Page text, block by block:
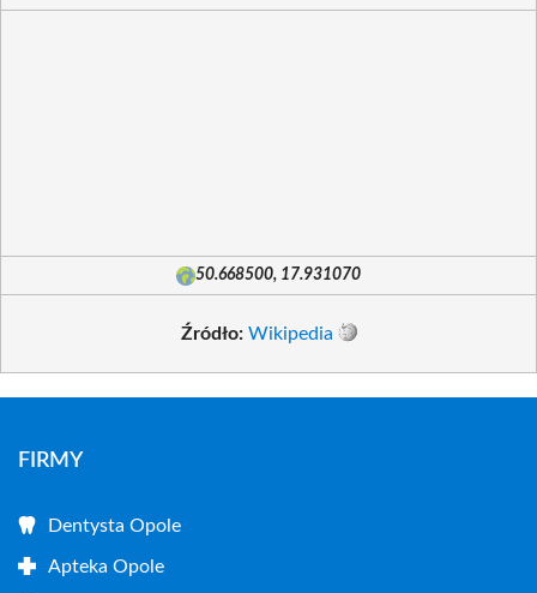
50.668500, 17.931070
Źródło: Wikipedia
FIRMY
Dentysta Opole
Apteka Opole